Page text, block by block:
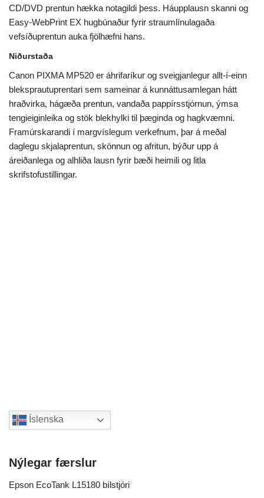
CD/DVD prentun hækka notagildi þess. Háupplausn skanni og
Easy-WebPrint EX hugbúnaður fyrir straumlínulagaða
vefsíðuprentun auka fjölhæfni hans.
Niðurstaða
Canon PIXMA MP520 er áhrifaríkur og sveigjanlegur allt-í-einn
bleksprautuprentari sem sameinar á kunnáttusamlegan hátt
hraðvirka, hágæða prentun, vandaða pappírsstjórnun, ýmsa
tengieiginleika og stök blekhylki til þæginda og hagkvæmni.
Framúrskarandi í margvíslegum verkefnum, þar á meðal
daglegu skjalaprentun, skönnun og afritun, býður upp á
áreiðanlega og alhliða lausn fyrir bæði heimili og litla
skrifstofustillingar.
Íslenska
Nýlegar færslur
Epson EcoTank L15180 bílstjóri